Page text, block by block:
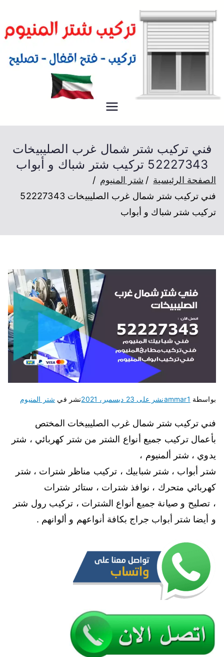
شتر
فني تركيب شتر المنيوم للكراج و
فني تركيب شتر شمال غرب الصليبيخات
52227343 تركيب شتر شباك و أبواب
الصفحة الرئيسية
شتر المنيوم
فني تركيب شتر شمال غرب الصليبيخات 52227343
تركيب شتر شباك و أبواب
بواسطة ammar1نشر على 23 ديسمبر، 2021 نشر في شتر المنيوم
فني تركيب شتر شمال غرب الصليبيخات المختص
بأعمال تركيب جميع أنواع الشتر من شتر كهربائي ، شتر
يدوي ، شتر ألمنيوم ،
شتر أبواب ، شتر شبابيك ، تركيب مناظر شترات ، شتر
كهربائي متحرك ، نوافذ شترات ، ستائر شترات
، تصليح و صيانة جميع أنواع الشترات ، تركيب رول شتر
و أيضا شتر أبواب جراج بكافة أنواعهم و ألوانهم .